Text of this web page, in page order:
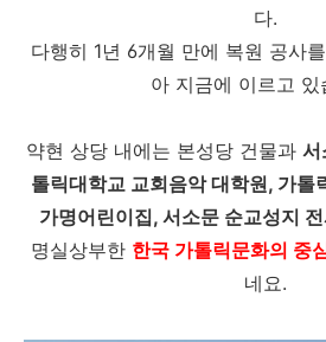
다.
다행히 1년 6개월 만에 복원 공사
아 지금에 이르고 있
약현 상당 내에는 본성당 건물과 서
톨릭대학교 교회음악 대학원, 가톨
가명어린이집, 서소문 순교성지
명실상부한 한국 가톨릭문화의 중
네요.